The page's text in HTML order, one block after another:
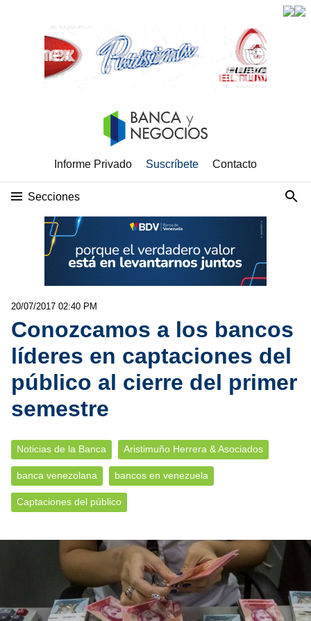
Informe Privado Suscríbete Contacto
Secciones
20/07/2017 02:40 PM
Conozcamos a los bancos
líderes en captaciones del
público al cierre del primer
semestre
Noticias de la Banca Aristimuño Herrera & Asociados
banca venezolana bancos en venezuela
Captaciones del público